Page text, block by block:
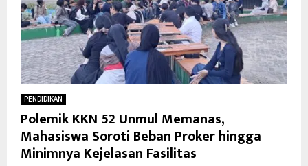
PENDIDIKAN
Polemik KKN 52 Unmul Memanas,
Mahasiswa Soroti Beban Proker hingga
Minimnya Kejelasan Fasilitas